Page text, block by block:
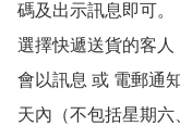
碼及出示訊息即可。
選擇快遞送貨的客人
會以訊息 或 電郵通
天內（不包括星期